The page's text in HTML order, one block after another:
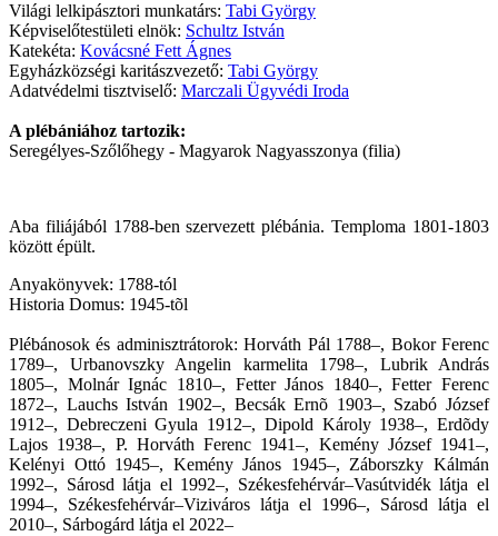
Világi lelkipásztori munkatárs: Tabi György
Képviselőtestületi elnök: Schultz István
Katekéta: Kovácsné Fett Ágnes
Egyházközségi karitászvezető: Tabi György
Adatvédelmi tisztviselő: Marczali Ügyvédi Iroda
A plébániához tartozik:
Seregélyes-Szőlőhegy - Magyarok Nagyasszonya (filia)
Aba filiájából 1788-ben szervezett plébánia. Temploma 1801-1803
között épült.
Anyakönyvek: 1788-tól
Historia Domus: 1945-tõl
Plébánosok és adminisztrátorok: Horváth Pál 1788–, Bokor Ferenc
1789–, Urbanovszky Angelin karmelita 1798–, Lubrik András
1805–, Molnár Ignác 1810–, Fetter János 1840–, Fetter Ferenc
1872–, Lauchs István 1902–, Becsák Ernõ 1903–, Szabó József
1912–, Debreczeni Gyula 1912–, Dipold Károly 1938–, Erdõdy
Lajos 1938–, P. Horváth Ferenc 1941–, Kemény József 1941–,
Kelényi Ottó 1945–, Kemény János 1945–, Záborszky Kálmán
1992–, Sárosd látja el 1992–, Székesfehérvár–Vasútvidék látja el
1994–, Székesfehérvár–Viziváros látja el 1996–, Sárosd látja el
2010–, Sárbogárd látja el 2022–